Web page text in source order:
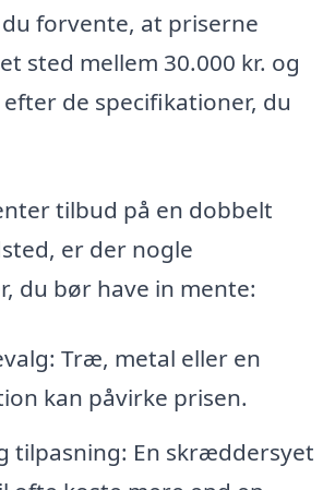
forvente, at priserne
sted mellem 30.000 kr. og
efter de specifikationer, du
tilbud på en dobbelt
er der nogle
du bør have in mente:
Træ, metal eller en
kan påvirke prisen.
tilpasning: En skræddersyet